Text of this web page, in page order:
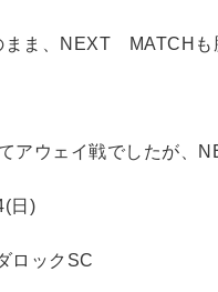
まま、NEXT MATCH
アウェイ戦でしたが、
日)
ロックSC